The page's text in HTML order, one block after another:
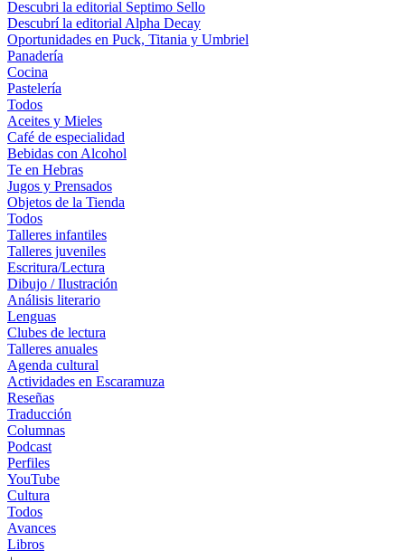
Descubri la editorial Septimo Sello
Descubrí la editorial Alpha Decay
Oportunidades en Puck, Titania y Umbriel
Panadería
Cocina
Pastelería
Todos
Aceites y Mieles
Café de especialidad
Bebidas con Alcohol
Te en Hebras
Jugos y Prensados
Objetos de la Tienda
Todos
Talleres infantiles
Talleres juveniles
Escritura/Lectura
Dibujo / Ilustración
Análisis literario
Lenguas
Clubes de lectura
Talleres anuales
Agenda cultural
Actividades en Escaramuza
Reseñas
Traducción
Columnas
Podcast
Perfiles
YouTube
Cultura
Todos
Avances
Libros